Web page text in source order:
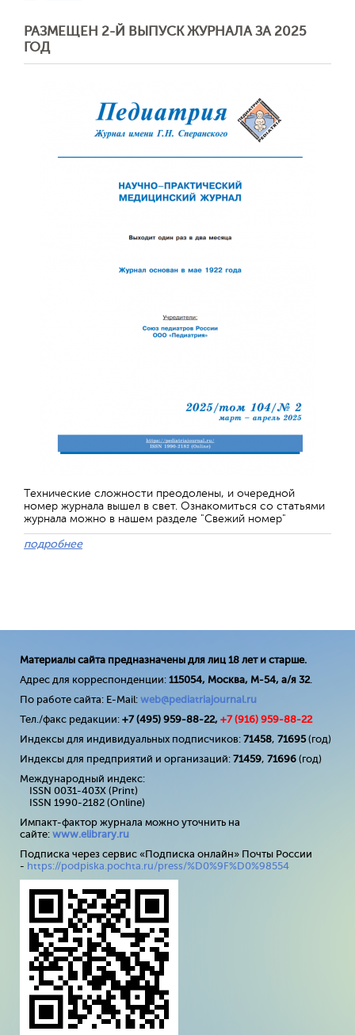
РАЗМЕЩЕН 2-Й ВЫПУСК ЖУРНАЛА ЗА 2025
ГОД
Технические сложности преодолены, и очередной
номер журнала вышел в свет. Ознакомиться со статьями
журнала можно в нашем разделе "Свежий номер"
подробнее
Материалы сайта предназначены для лиц 18 лет и старше.
Адрес для корреспонденции: 115054, Москва, М-54, а/я 32.
По работе сайта: E-Mail: web@pediatriajournal.ru
Тел./факс редакции: +7 (495) 959-88-22, +7 (916) 959-88-22
Индексы для индивидуальных подписчиков: 71458, 71695(год)
Индексы для предприятий и организаций: 71459, 71696 (год)
Международный индекс:
ISSN 0031-403X (Print)
ISSN 1990-2182 (Online)
Импакт-фактор журнала можно уточнить на
сайте: www.elibrary.ru
Подписка через сервис «Подписка онлайн» Почты России
- https://podpiska.pochta.ru/press/%D0%9F%D0%98554